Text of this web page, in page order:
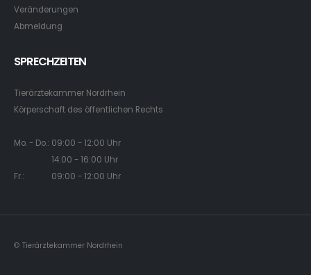
Veränderungen
Abmeldung
SPRECHZEITEN
Tierärztekammer Nordrhein
Körperschaft des öffentlichen Rechts
Mo. - Do.: 09:00 - 12:00 Uhr
14:00 - 16:00 Uhr
Fr.: 09:00 - 12:00 Uhr
© Tierärztekammer Nordrhein